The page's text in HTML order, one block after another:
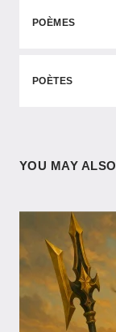
POÈMES
POÈTES
YOU MAY